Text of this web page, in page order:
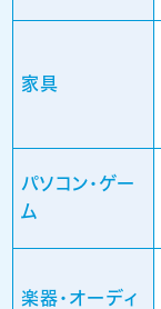
家具
パソコン・ゲー
ム
楽器・オーディ